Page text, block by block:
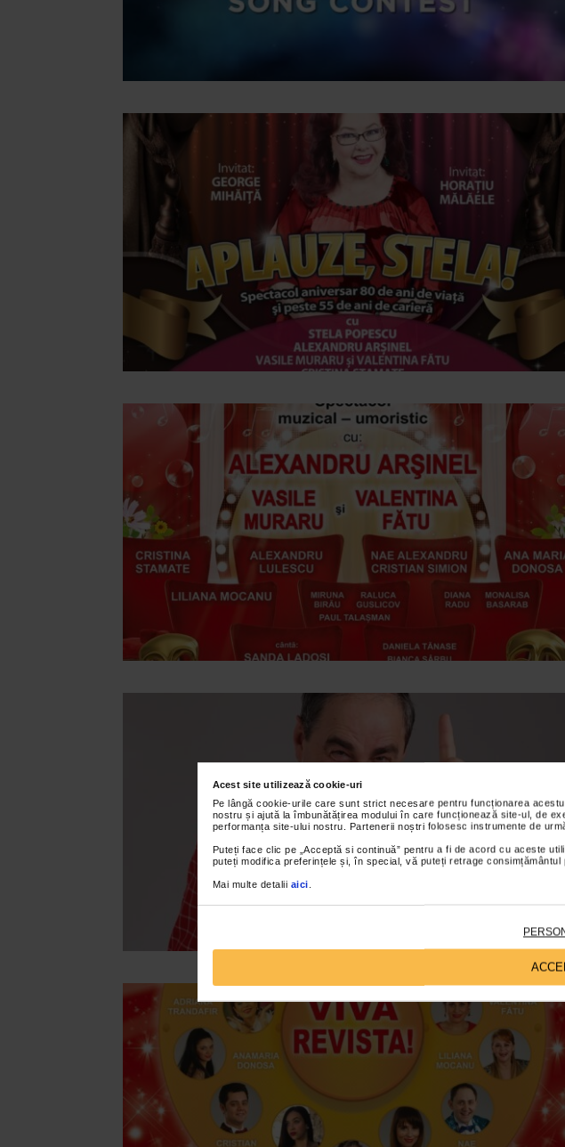
Acest site utilizează cookie-uri
Pe lângă cookie-urile care sunt strict necesare pentru funcționarea
nostru și ajută la îmbunătățirea modului în care funcționează site-ul, de
performanța site-ului nostru. Partenerii noștri folosesc instrumente de
Puteți face clic pe „Acceptă si continuă” pentru a fi de acord cu aceste
puteți modifica preferințele și, în special, vă puteți retrage consimțământul
Mai multe detalii aici